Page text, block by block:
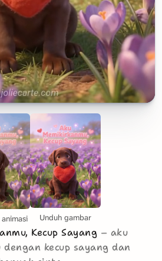
Unduh gambar
Kecup Sayang
aku
kecup sayang dan